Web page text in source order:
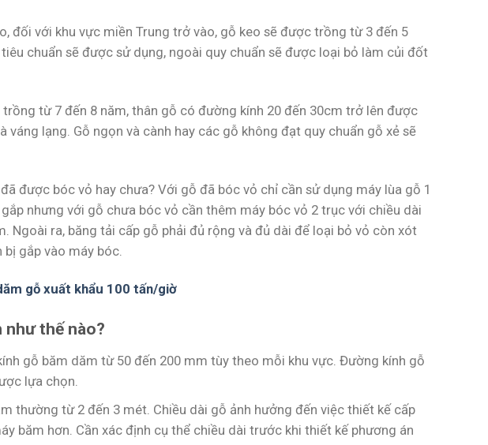
đối với khu vực miền Trung trở vào, gỗ keo sẽ được trồng từ 3 đến 5
chuẩn sẽ được sử dụng, ngoài quy chuẩn sẽ được loại bỏ làm củi đốt
từ 7 đến 8 năm, thân gỗ có đường kính 20 đến 30cm trở lên được
lạng. Gỗ ngọn và cành hay các gỗ không đạt quy chuẩn gỗ xẻ sẽ
được bóc vỏ hay chưa? Với gỗ đã bóc vỏ chỉ cần sử dụng máy lùa gỗ 1
nhưng với gỗ chưa bóc vỏ cần thêm máy bóc vỏ 2 trục với chiều dài
Ngoài ra, băng tải cấp gỗ phải đủ rộng và đủ dài để loại bỏ vỏ còn xót
gắp vào máy bóc.
gỗ xuất khẩu 100 tấn/giờ
như thế nào?
gỗ băm dăm từ 50 đến 200 mm tùy theo mỗi khu vực. Đường kính gỗ
lựa chọn.
thường từ 2 đến 3 mét. Chiều dài gỗ ảnh hưởng đến việc thiết kế cấp
băm hơn. Cần xác định cụ thể chiều dài trước khi thiết kế phương án